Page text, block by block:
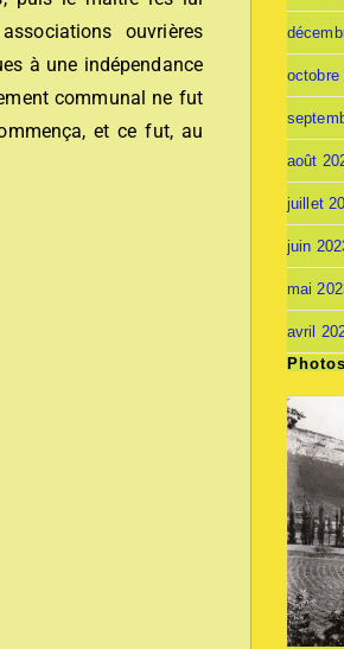
ouvrières
à une indépendance
communal ne fut
et ce fut, au
octobre
août
juillet
juin
mai
avril
Photos